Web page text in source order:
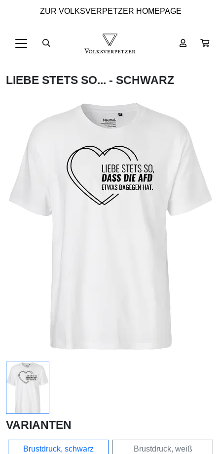
ZUR VOLKSVERPETZER HOMEPAGE
LIEBE STETS SO... - SCHWARZ
VARIANTEN
Brustdruck, schwarz Brustdruck, weiß